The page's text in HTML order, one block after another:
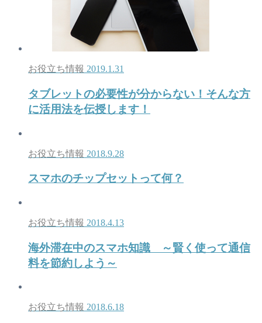
お役立ち情報 2019.1.31
タブレットの必要性が分からない！そんな方
に活用法を伝授します！
お役立ち情報 2018.9.28
スマホのチップセットって何？
お役立ち情報 2018.4.13
海外滞在中のスマホ知識 ～賢く使って通信
料を節約しよう～
お役立ち情報 2018.6.18